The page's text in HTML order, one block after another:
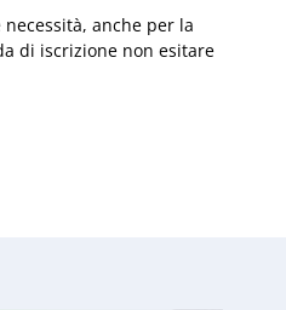
anche per la
di iscrizione non esitare